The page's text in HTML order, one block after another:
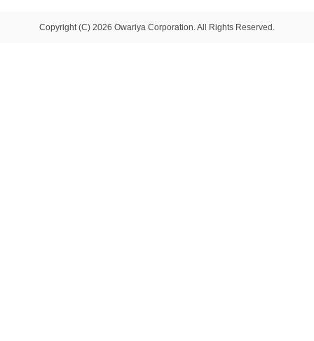
Copyright (C) 2026 Owariya Corporation. All Rights Reserved.